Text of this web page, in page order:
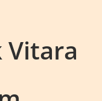
Vitara